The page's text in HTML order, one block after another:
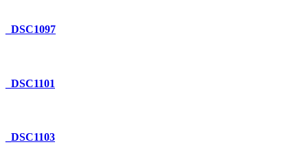
_DSC1097
_DSC1101
_DSC1103